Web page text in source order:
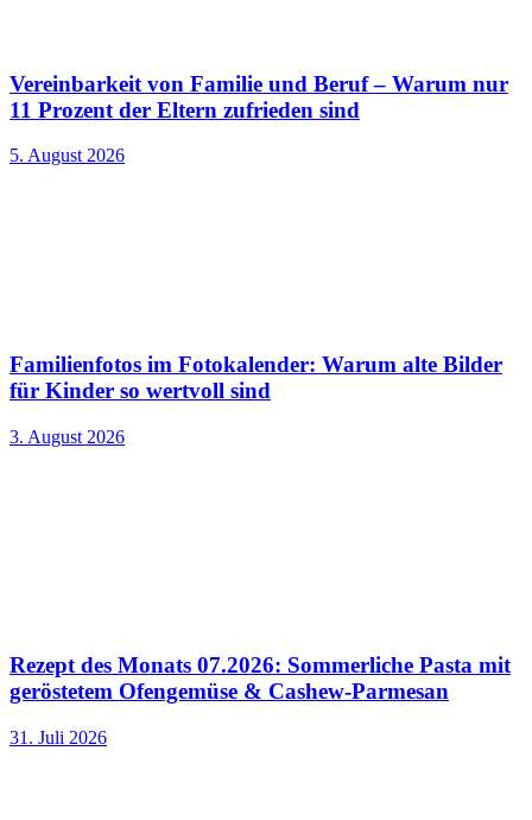
Vereinbarkeit von Familie und Beruf – Warum nur
11 Prozent der Eltern zufrieden sind
5. August 2026
Familienfotos im Fotokalender: Warum alte Bilder
für Kinder so wertvoll sind
3. August 2026
Rezept des Monats 07.2026: Sommerliche Pasta mit
geröstetem Ofengemüse & Cashew-Parmesan
31. Juli 2026